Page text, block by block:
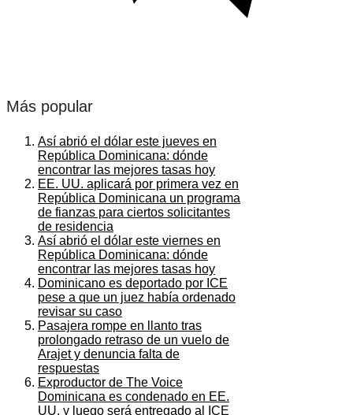
Más popular
Así abrió el dólar este jueves en
República Dominicana: dónde
encontrar las mejores tasas hoy
EE. UU. aplicará por primera vez en
República Dominicana un programa
de fianzas para ciertos solicitantes
de residencia
Así abrió el dólar este viernes en
República Dominicana: dónde
encontrar las mejores tasas hoy
Dominicano es deportado por ICE
pese a que un juez había ordenado
revisar su caso
Pasajera rompe en llanto tras
prolongado retraso de un vuelo de
Arajet y denuncia falta de
respuestas
Exproductor de The Voice
Dominicana es condenado en EE.
UU. y luego será entregado al ICE